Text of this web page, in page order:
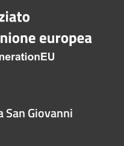
Giovanni